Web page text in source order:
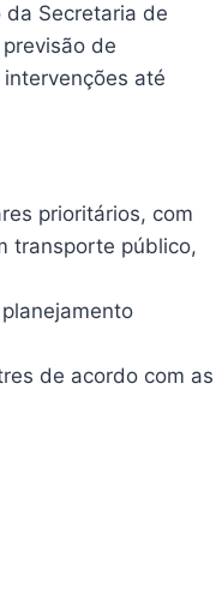
Secretaria de
de
até
prioritários, com
transporte público,
de acordo com as